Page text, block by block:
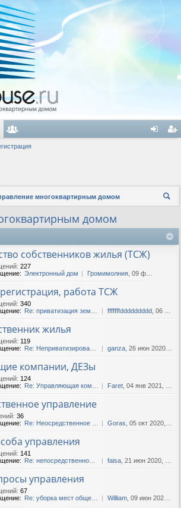
ол
ат
ел
ац
многоквартирным домом
домом
собственников жилья (ТСЖ)
: 227
Электронный дом Громимолния , 09 фев 2018, 11:43
работа ТСЖ
: 340
Re: приватизация земли ТСЖ fffffffddddddddd , 06 июл 2019, 16:07
жилья
: 119
Re: Неприватизированные ква... ganza , 26 июн 2020, 13:29
компании, ДЕЗы
: 124
Re: Управляющая компания не... Faret , 04 янв 2021, 14:10
управление
: 36
Re: Неосредственное управле... Goras , 05 окт 2020, 20:43
управления
: 141
Re: непосредственное управл... faisa , 21 июн 2020, 04:38
управления
: 67
Re: уборка мест общего поль... William , 09 июн 2020, 14:04